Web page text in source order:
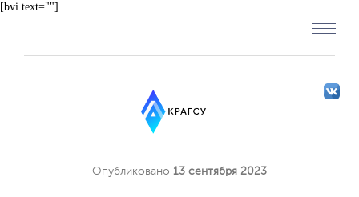
[bvi text=""]
Опубликовано 13 сентября 2023